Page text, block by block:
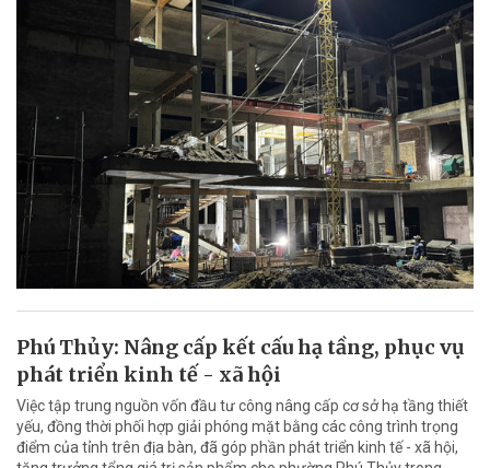
Phú Thủy: Nâng cấp kết cấu hạ tầng, phục vụ
phát triển kinh tế - xã hội
Việc tập trung nguồn vốn đầu tư công nâng cấp cơ sở hạ tầng thiết
yếu, đồng thời phối hợp giải phóng mặt bằng các công trình trọng
điểm của tỉnh trên địa bàn, đã góp phần phát triển kinh tế - xã hội,